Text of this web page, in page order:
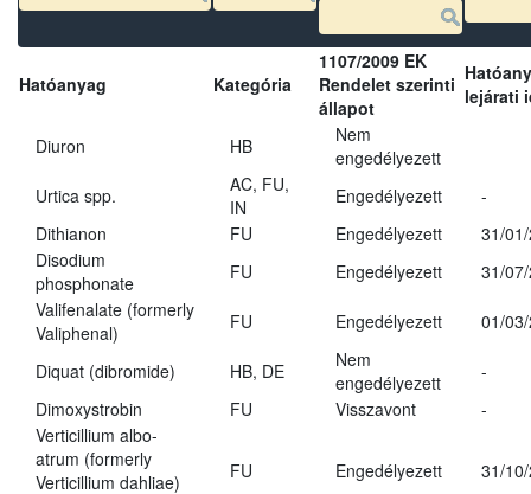
Hatóanyag Kategória
1107/2009 EK
Rendelet szerinti
állapot
lejárati
Diuron HB
Nem
engedélyezett
Urtica spp.
AC, FU,
IN
Engedélyezett
-
Dithianon
FU Engedélyezett
31/
Disodium
phosphonate
FU Engedélyezett
31/
Valifenalate (formerly
Valiphenal)
FU Engedélyezett 01/
Diquat (dibromide) HB, DE
Nem
engedélyezett
-
Dimoxystrobin
FU Visszavont
-
Verticillium albo-
atrum (formerly
Verticillium dahliae)
FU Engedélyezett 31/